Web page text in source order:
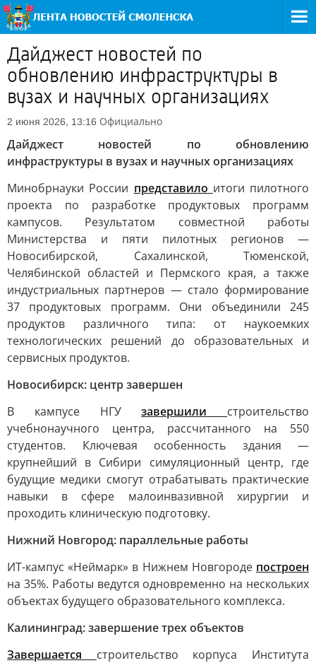
Дайджест новостей по
обновлению инфраструктуры в
вузах и научных организациях
2 июня 2026, 13:16 Официально
Дайджест новостей по обновлению
инфраструктуры в вузах и научных организациях
Минобрнауки России представило итоги пилотного
проекта по разработке продуктовых программ
кампусов. Результатом совместной работы
Министерства и пяти пилотных регионов —
Новосибирской, Сахалинской, Тюменской,
Челябинской областей и Пермского края, а также
индустриальных партнеров — стало формирование
37 продуктовых программ. Они объединили 245
продуктов различного типа: от наукоемких
технологических решений до образовательных и
сервисных продуктов.
Новосибирск: центр завершен
В кампусе НГУзавершили строительство
учебнонаучного центра, рассчитанного на 550
студентов. Ключевая особенность здания —
крупнейший в Сибири симуляционный центр, где
будущие медики смогут отрабатывать практические
навыки в сфере малоинвазивной хирургии и
проходить клиническую подготовку.
Нижний Новгород: параллельные работы
ИТ-кампус «Неймарк» в Нижнем Новгороде построен
на 35%. Работы ведутся одновременно на нескольких
объектах будущего образовательного комплекса.
Калининград: завершение трех объектов
Завершается строительство корпуса Института